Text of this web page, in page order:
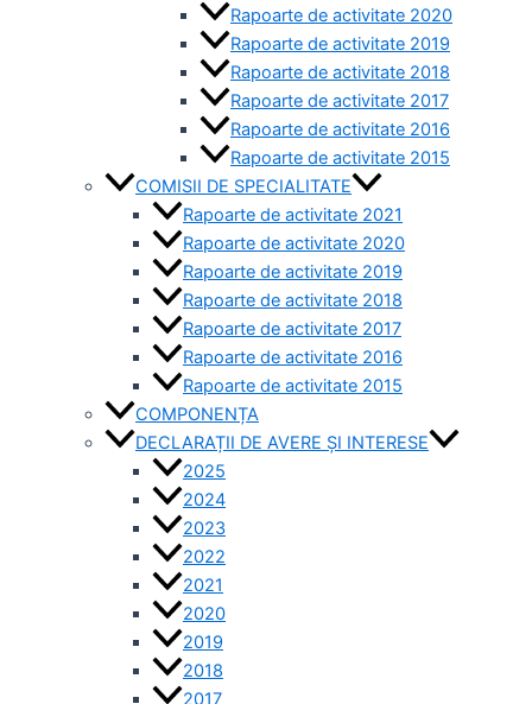
Rapoarte de activitate 2020
Rapoarte de activitate 2019
Rapoarte de activitate 2018
Rapoarte de activitate 2017
Rapoarte de activitate 2016
Rapoarte de activitate 2015
COMISII DE SPECIALITATE
Rapoarte de activitate 2021
Rapoarte de activitate 2020
Rapoarte de activitate 2019
Rapoarte de activitate 2018
Rapoarte de activitate 2017
Rapoarte de activitate 2016
Rapoarte de activitate 2015
COMPONENȚA
DECLARAȚII DE AVERE ȘI INTERESE
2025
2024
2023
2022
2021
2020
2019
2018
2017